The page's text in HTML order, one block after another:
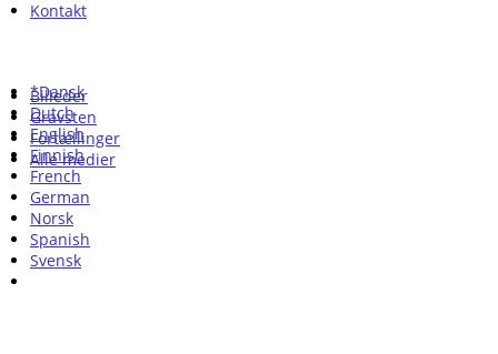
Billeder
Gravsten
Fortællinger
Alle medier
Kontakt
*Dansk
Dutch
English
Finnish
French
German
Norsk
Spanish
Svensk